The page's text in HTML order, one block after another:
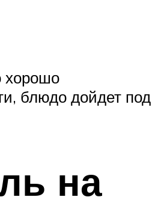
хорошо
блюдо дойдет под
на